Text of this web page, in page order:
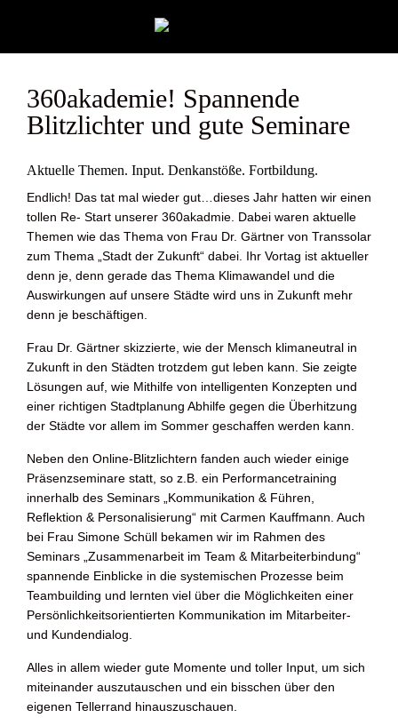
360akademie! Spannende
Blitzlichter und gute Seminare
Aktuelle Themen. Input. Denkanstöße. Fortbildung.
Endlich! Das tat mal wieder gut…dieses Jahr hatten wir einen
tollen Re- Start unserer 360akadmie. Dabei waren aktuelle
Themen wie das Thema von Frau Dr. Gärtner von Transsolar
zum Thema „Stadt der Zukunft“ dabei. Ihr Vortag ist aktueller
denn je, denn gerade das Thema Klimawandel und die
Auswirkungen auf unsere Städte wird uns in Zukunft mehr
denn je beschäftigen.
Frau Dr. Gärtner skizzierte, wie der Mensch klimaneutral in
Zukunft in den Städten trotzdem gut leben kann. Sie zeigte
Lösungen auf, wie Mithilfe von intelligenten Konzepten und
einer richtigen Stadtplanung Abhilfe gegen die Überhitzung
der Städte vor allem im Sommer geschaffen werden kann.
Neben den Online-Blitzlichtern fanden auch wieder einige
Präsenzseminare statt, so z.B. ein Performancetraining
innerhalb des Seminars „Kommunikation & Führen,
Reflektion & Personalisierung“ mit Carmen Kauffmann. Auch
bei Frau Simone Schüll bekamen wir im Rahmen des
Seminars „Zusammenarbeit im Team & Mitarbeiterbindung“
spannende Einblicke in die systemischen Prozesse beim
Teambuilding und lernten viel über die Möglichkeiten einer
Persönlichkeitsorientierten Kommunikation im Mitarbeiter‐
und Kundendialog.
Alles in allem wieder gute Momente und toller Input, um sich
miteinander auszutauschen und ein bisschen über den
eigenen Tellerrand hinauszuschauen.